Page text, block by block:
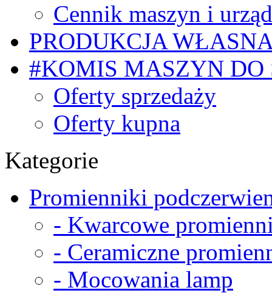
Cennik maszyn i
PRODUKCJA
#KOMIS MASZYN DO
Oferty sprzedaży
Oferty kupna
Kategorie
Promienniki
- Kwarcowe
- Ceramiczne
- Mocowania lamp